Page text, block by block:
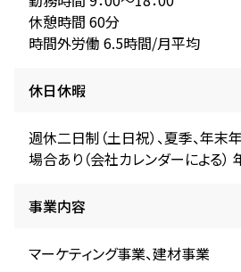
休憩時間 60分
時間外労働 6.5時間/月平均
休日休暇
週休二日制（土日祝）、夏季、年
場合あり（会社カレンダーによる
事業内容
マーケティング事業、建材事業